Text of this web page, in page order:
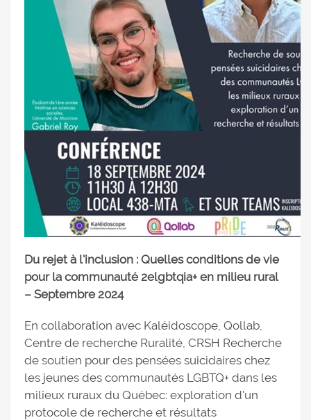
Du rejet à l'inclusion : Quelles conditions de vie
pour la communauté 2elgbtqia+ en milieu rural
– Septembre 2024
En collaboration avec Kaléidoscope, Qollab,
Centre de recherche Ruralité, CRSH Recherche
de soutien pour des pensées suicidaires chez
les jeunes des communautés LGBTQ+ dans les
milieux ruraux du Québec: exploration d'un
protocole de recherche et résultats